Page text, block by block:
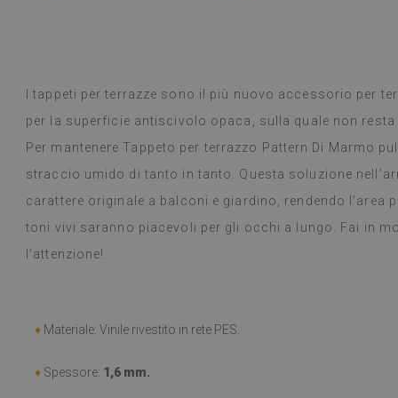
I tappeti per terrazze sono il più nuovo accessorio per
per la superficie antiscivolo opaca, sulla quale non resta
Per mantenere Tappeto per terrazzo Pattern Di Marmo
straccio umido di tanto in tanto. Questa soluzione
carattere originale a balconi e giardino, rendendo l’area
toni vivi saranno piacevoli per gli occhi a lungo. Fai in
l’attenzione!
♦ Materiale: Vinile rivestito in rete PES.
♦ Spessore: 1,6 mm.
promesso, era
l'effetto è
ancora stupita
fare un lavoro
settimana e,
fornelli a gas
alcun
panno umido
1 anno fa